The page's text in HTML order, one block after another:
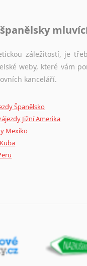
záležitostí, je
weby, které vám
kanceláří.
Španělsko
Jižní Amerika
Mexiko